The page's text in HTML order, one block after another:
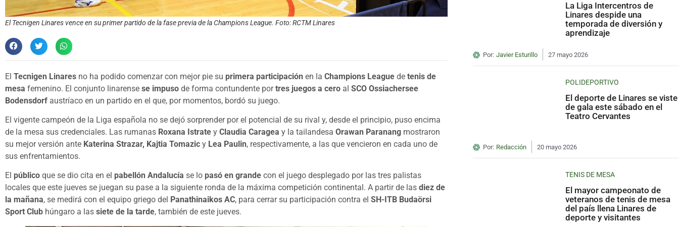
El Tecnigen Linares vence en su primer partido de la fase previa de la Champions League. Foto: RCTM Linares
El Tecnigen Linares no ha podido comenzar con mejor pie su primera participación en la Champions League de tenis de
mesa femenino. El conjunto linarense se impuso de forma contundente portres juegos a cero al SCO Ossiachersee
Bodensdorf austríaco en un partido en el que, por momentos, bordó su juego.
El vigente campeón de la Liga española no se dejó sorprender por el potencial de su rival y, desde el principio, puso encima
de la mesa sus credenciales. Las rumanas Roxana Istrate y Claudia Caragea y la tailandesa Orawan Paranang mostraron
su mejor versión ante Katerina Strazar, Kajtia Tomazic y Lea Paulin, respectivamente, a las que vencieron en cada uno de
sus enfrentamientos.
El público que se dio cita en el pabellón Andalucía se lo pasó en grande con el juego desplegado por las tres palistas
locales que este jueves se juegan su pase a la siguiente ronda de la máxima competición continental. A partir de las diez de
la mañana, se medirá con el equipo griego del Panathinaikos AC, para cerrar su participación contra el SH-ITB Budaörsi
Sport Club húngaro a las siete de la tarde, también de este jueves.
La Liga Intercentros de
Linares despide una
temporada de diversión y
aprendizaje
Por: Javier Esturillo 27 mayo 2026
POLIDEPORTIVO
El deporte de Linares se viste
de gala este sábado en el
Teatro Cervantes
Por: Redacción 20 mayo 2026
TENIS DE MESA
El mayor campeonato de
veteranos de tenis de mesa
del país llena Linares de
deporte y visitantes